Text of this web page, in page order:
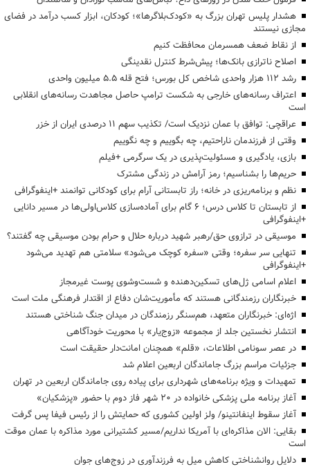
هشدار پلیس تهران بزرگ به «کودک‌بلاگرها»؛ کودکان، ابزار کسب درآمد در فضای
مجازی نیستند
از نقاط ضعف همسرمان محافظت کنیم
اصلاح ناترازی بانک‌ها؛ پیش‌شرط کنترل نقدینگی
رشد ۱۱۲ هزار واحدی شاخص کل بورس؛ فتح قله ۵.۵ میلیون واحدی
اعتراف رسانه‌های خارجی به شکست ترامپ حاصل مجاهدت رسانه‌های انقلابی
است
عراقچی: توافق با عمان نزدیک است/ تکذیب سهم ۱۱ درصدی ایران از خزر
وقتی از فرزندمان ناراحتیم، چه بگوییم و چه نگوییم
بازی، یادگیری و مسئولیت‌پذیری در یک سرگرمی +فیلم
حریم‌ها را بشناسیم؛ رمز آرامش در زندگی مشترک
نظم و برنامه‌ریزی در خانه؛ راز تابستانی آرام برای کودکانی توانمند +اینفوگرافی
از تابستان تا کلاس درس؛ ۶ گام برای آماده‌سازی کلاس‌اولی‌ها در مسیر دانایی
+اینفوگرافی
موسیقی در ترازوی حق/رهبر شهید درباره حلال و حرام بودن موسیقی چه گفتند؟
تنهایی سر سفره؛ وقتی «سفره کوچک می‌شود» سلامتی هم تهدید می‌شود
+اینفوگرافی
اعلام اسامی ژل‌های تسکین‌دهنده و شست‌وشوی پوست غیرمجاز
خبرنگاران رزمندگانی هستند که مأموریت‌شان دفاع از اقتدار فرهنگی ملت است
اژه‌ای: خبرنگاران متعهد، هم‌سنگر رزمندگان در میدان جنگ شناختی هستند
انتشار نخستین جلد از مجموعه «زوج‌یار» با محوریت خودآگاهی
در عصر سونامی اطلاعات، «قلم» همچنان امانت‌دار حقیقت است
جزئیات مراسم بزرگ جاماندگان اربعین اعلام شد
تمهیدات و ویژه برنامه‌های شهرداری برای پیاده روی جاماندگان اربعین در تهران
آغاز برنامه ملی پزشکی خانواده در ۲۰ شهر فاز دوم با حضور «پزشکیان»
آغاز سقوط اینفانتینو/ ولز اولین کشوری که حمایتش را از رئیس فیفا پس گرفت
بقایی: الان مذاکره‌ای با آمریکا نداریم/مسیر کشتیرانی مورد مذاکره با عمان موقت
است
دلایل روانشناختی کاهش میل به فرزندآوری در زوج‌های جوان